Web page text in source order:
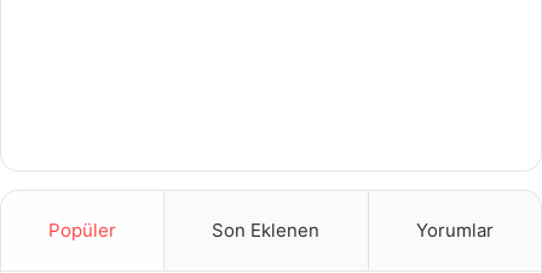
Popüler Son Eklenen Yorumlar